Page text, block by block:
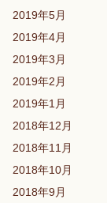
2019年5月
2019年4月
2019年3月
2019年2月
2019年1月
2018年12月
2018年11月
2018年10月
2018年9月